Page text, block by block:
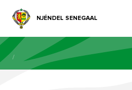
NJÉNDEL SENEGAAL
/